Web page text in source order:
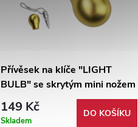
Přívěsek na klíče "LIGHT
BULB" se skrytým mini nožem
149 Kč
Skladem
DO KOŠÍKU